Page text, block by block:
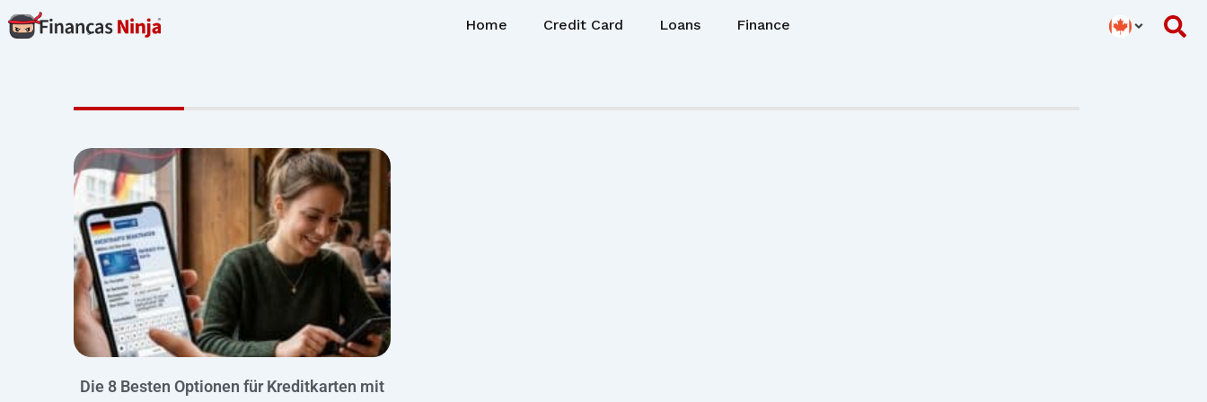
Skip
to
Home Credit Card Loans Finance
Die 8 Besten Optionen für Kreditkarten mit